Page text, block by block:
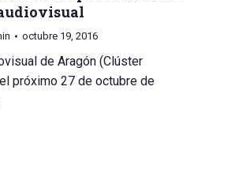
octubre 19, 2016
de Aragón (Clúster
próximo 27 de octubre de